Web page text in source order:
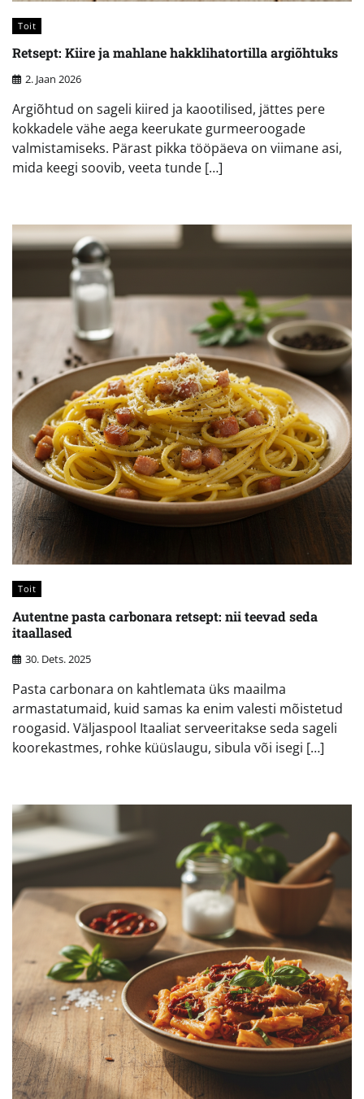
Toit
Retsept: Kiire ja mahlane hakklihatortilla argiõhtuks
2. Jaan 2026
Argiõhtud on sageli kiired ja kaootilised, jättes pere
kokkadele vähe aega keerukate gurmeeroogade
valmistamiseks. Pärast pikka tööpäeva on viimane asi,
mida keegi soovib, veeta tunde […]
Toit
Autentne pasta carbonara retsept: nii teevad seda
itaallased
30. Dets. 2025
Pasta carbonara on kahtlemata üks maailma
armastatumaid, kuid samas ka enim valesti mõistetud
roogasid. Väljaspool Itaaliat serveeritakse seda sageli
koorekastmes, rohke küüslaugu, sibula või isegi […]